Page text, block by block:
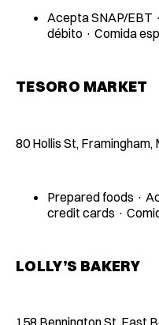
Acepta SNAP/EBT
débito · Comida
TESORO MARKET
80 Hollis St, Framingham,
Prepared foods ·
credit cards ·
LOLLY’S BAKERY